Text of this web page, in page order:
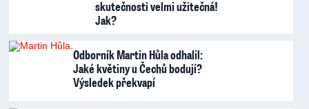
skutečnosti velmi užitečná!
Jak?
Odborník Martin Hůla odhalil:
Jaké květiny u Čechů bodují?
Výsledek překvapí